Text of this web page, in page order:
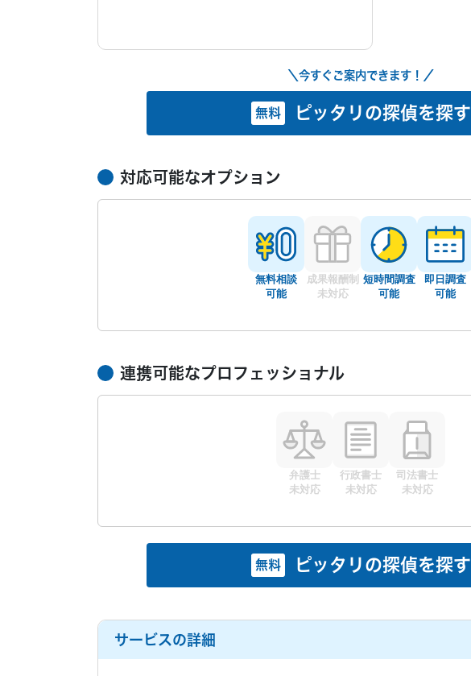
＼今すぐご案内できます！／
無料 ピッタリの探偵を探す
対応可能なオプション
無料相談
可能
成果報酬制
未対応
短時間調査
可能
即日調査
可能
連携可能なプロフェッショナル
弁護士
未対応
行政書士
未対応
司法書士
未対応
無料 ピッタリの探偵を探す
サービスの詳細